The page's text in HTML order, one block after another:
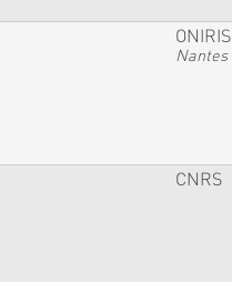
ONIRIS
Nantes
CNRS